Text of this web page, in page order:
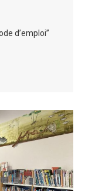
d’emploi”